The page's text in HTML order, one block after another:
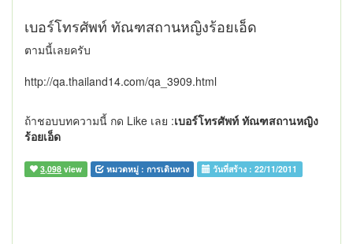
เบอร์โทรศัพท์ ทัณฑสถานหญิงร้อยเอ็ด
ตามนี้เลยครับ
http://qa.thailand14.com/qa_3909.html
ถ้าชอบบทความนี้ กด Like เลย :เบอร์โทรศัพท์ ทัณฑสถานหญิง
ร้อยเอ็ด
3,098 view หมวดหมู่ : การเดินทาง วันที่สร้าง :22/11/2011